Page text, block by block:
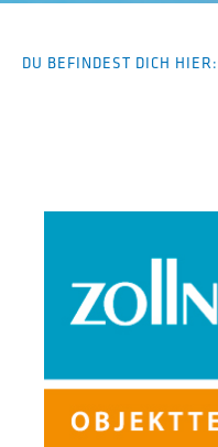
DU BEFINDEST DICH HIER: